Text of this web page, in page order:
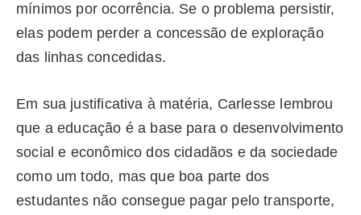
mínimos por ocorrência. Se o problema persistir,
elas podem perder a concessão de exploração
das linhas concedidas.
Em sua justificativa à matéria, Carlesse lembrou
que a educação é a base para o desenvolvimento
social e econômico dos cidadãos e da sociedade
como um todo, mas que boa parte dos
estudantes não consegue pagar pelo transporte,